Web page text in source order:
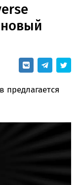
новый
предлагается